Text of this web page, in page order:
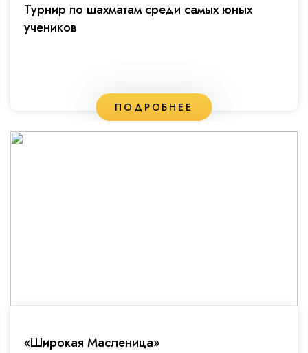
Турнир по шахматам среди самых юных
учеников
ПОДРОБНЕЕ
«Широкая Масленица»